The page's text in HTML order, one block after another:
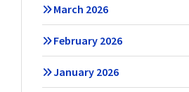
March 2026
February 2026
January 2026